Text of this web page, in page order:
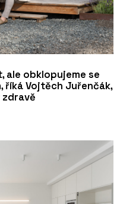
ale obklopujeme se
říká Vojtěch Juřenčák,